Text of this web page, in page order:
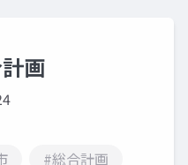
画
#総合計画